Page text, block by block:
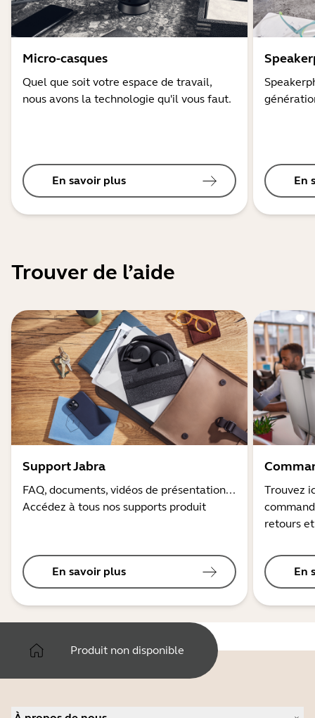
Micro-casques
Quel que soit votre espace de travail,
nous avons la technologie qu'il vous faut.
En savoir plus En
Trouver de l’aide
Support Jabra
FAQ, documents, vidéos de présentation...
Accédez à tous nos supports produit
En savoir plus
Trouvez
retours
En
Produit non disponible